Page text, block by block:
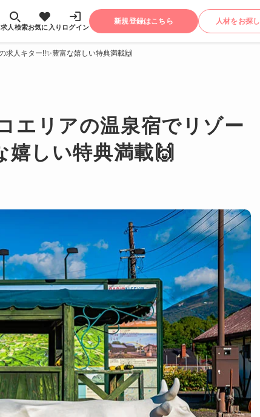
求人検索お気に入り ログイン
新規登録はこちら 人材をお探
求人キター!!✨豊富な嬉しい特典満載🙌
エリアの温泉宿でリゾー
嬉しい特典満載🙌